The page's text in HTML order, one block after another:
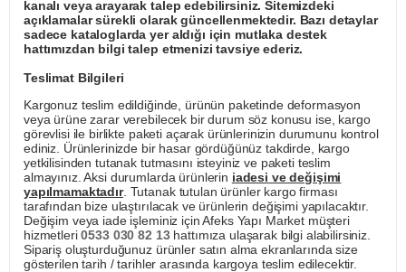
kanalı veya arayarak talep edebilirsiniz. Sitemizdeki
açıklamalar sürekli olarak güncellenmektedir. Bazı detaylar
sadece kataloglarda yer aldığı için mutlaka destek
hattımızdan bilgi talep etmenizi tavsiye ederiz.
Teslimat Bilgileri
Kargonuz teslim edildiğinde, ürünün paketinde deformasyon
veya ürüne zarar verebilecek bir durum söz konusu ise, kargo
görevlisi ile birlikte paketi açarak ürünlerinizin durumunu kontrol
ediniz. Ürünlerinizde bir hasar gördüğünüz takdirde, kargo
yetkilisinden tutanak tutmasını isteyiniz ve paketi teslim
almayınız. Aksi durumlarda ürünlerin iadesi ve değişimi
yapılmamaktadır. Tutanak tutulan ürünler kargo firması
tarafından bize ulaştırılacak ve ürünlerin değişimi yapılacaktır.
Değişim veya iade işleminiz için Afeks Yapı Market müşteri
hizmetleri0533 030 82 13hattımıza ulaşarak bilgi alabilirsiniz.
Sipariş oluşturduğunuz ürünler satın alma ekranlarında size
gösterilen tarih / tarihler arasında kargoya teslim edilecektir.